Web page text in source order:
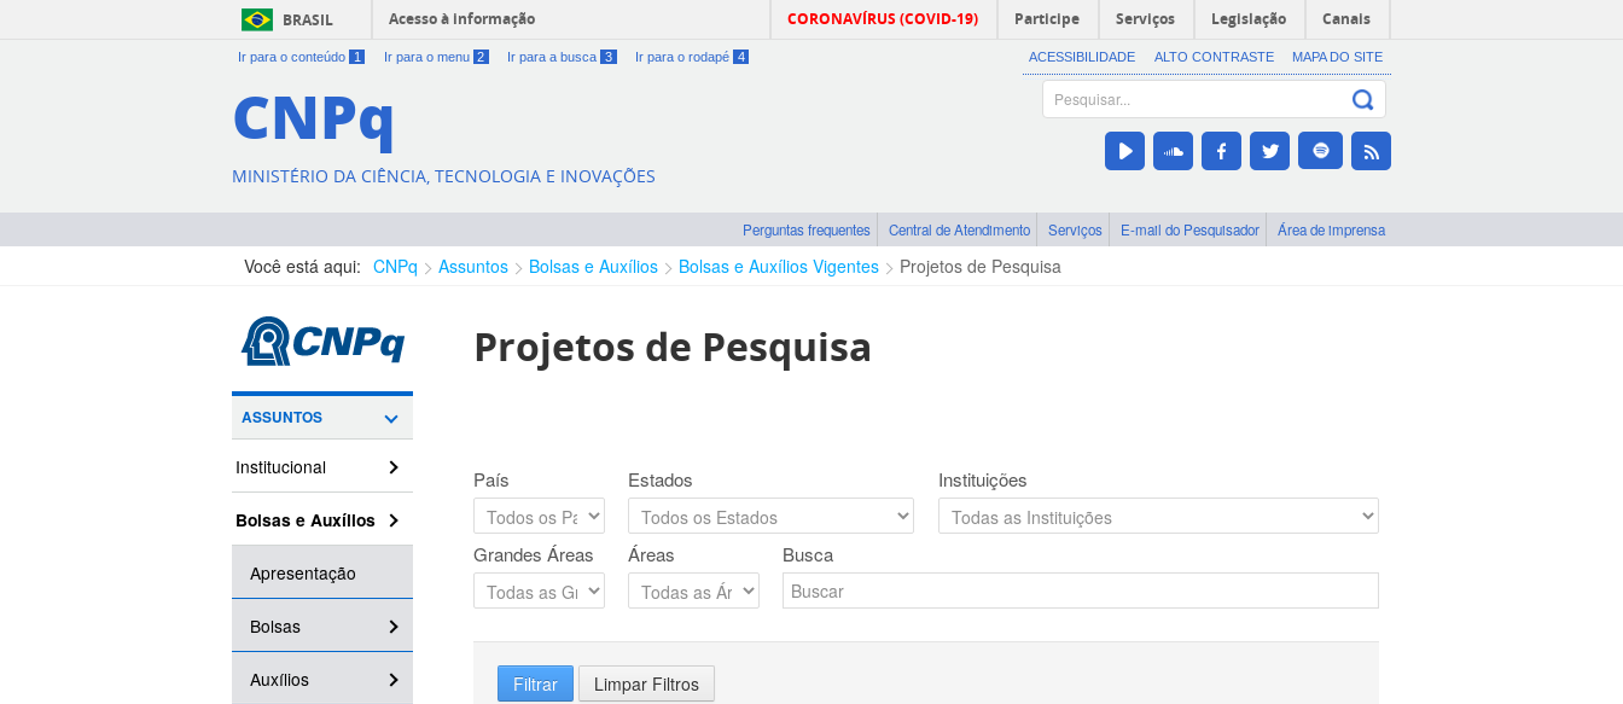
BRASIL Acesso à informação CORONAVÍRUS (COVID-19) Participe Serviços Legislação Canais
Ir para o conteúdo 1 Ir para o menu 2 Ir para a busca 3 Ir para o rodapé 4 ACESSIBILIDADE ALTO CONTRASTE MAPA DO SITE
CNPq
MINISTÉRIO DA CIÊNCIA, TECNOLOGIA E INOVAÇÕES
Perguntas frequentes Central de Atendimento Serviços E-mail do Pesquisador Área de imprensa
Você está aqui: CNPq Assuntos Bolsas e Auxílios Bolsas e Auxílios Vigentes Projetos de Pesquisa
ASSUNTOS
Institucional
Bolsas e Auxílios
Apresentação
Bolsas
Auxílios
Projetos de Pesquisa
País Estados Instituições
Grandes Áreas Áreas Busca
Filtrar Limpar Filtros